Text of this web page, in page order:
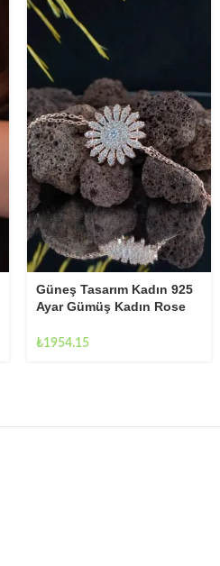
Güneş Tasarım Kadın 925
Ayar Gümüş Kadın Rose
₺1954.15